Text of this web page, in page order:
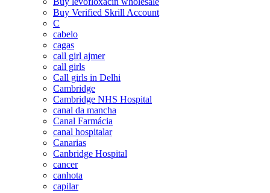
Buy Verified Skrill Account
C
cabelo
cagas
call girl ajmer
call girls
Call girls in Delhi
Cambridge
Cambridge NHS Hospital
canal da mancha
Canal Farmácia
canal hospitalar
Canarias
Canbridge Hospital
cancer
canhota
capilar